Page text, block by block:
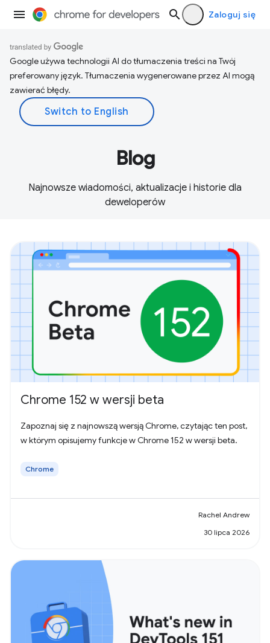
Zaloguj się
Google używa technologii AI do tłumaczenia treści na Twój
preferowany język. Tłumaczenia wygenerowane przez AI mogą
zawierać błędy.
Blog
Najnowsze wiadomości, aktualizacje i historie dla
deweloperów
Chrome 152 w wersji beta
Zapoznaj się z najnowszą wersją Chrome, czytając ten post,
w którym opisujemy funkcje w Chrome 152 w wersji beta.
Chrome
Rachel Andrew
30 lipca 2026